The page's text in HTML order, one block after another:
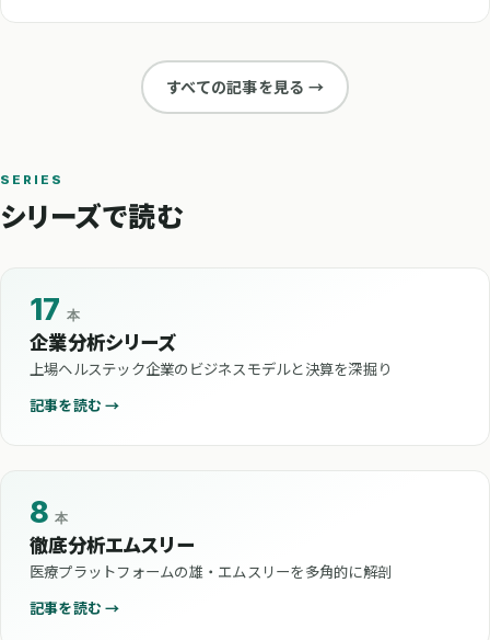
すべての記事を見る →
SERIES
シリーズで読む
17 本
企業分析シリーズ
上場ヘルステック企業のビジネスモデルと決算を深掘り
記事を読む →
8 本
徹底分析エムスリー
医療プラットフォームの雄・エムスリーを多角的に解剖
記事を読む →